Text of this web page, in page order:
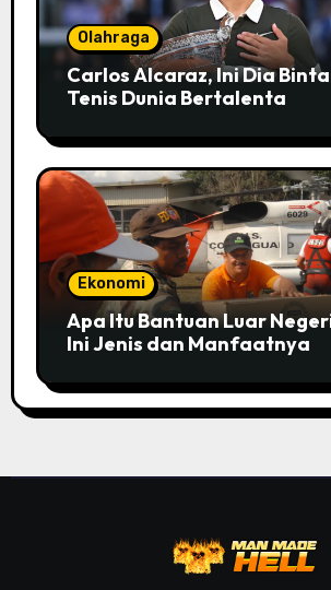
Olahraga
Carlos Alcaraz, Ini Dia
Tenis Dunia Bertalenta
Ekonomi
Apa Itu Bantuan Luar
Ini Jenis dan Manfaatnya